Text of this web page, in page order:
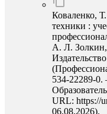
Коваленко,
техники :
А. Л.
534-22289-
URL: https://
06.08.2026).